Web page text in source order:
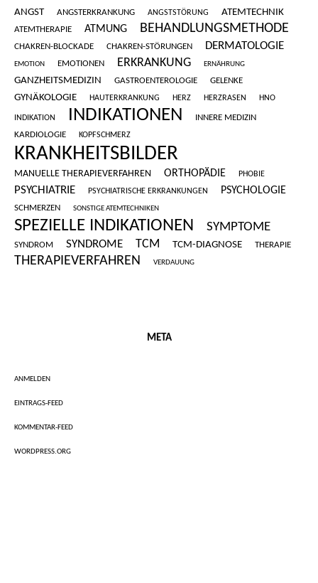
ANGST ANGSTERKRANKUNG ANGSTSTÖRUNG ATEMTECHNIK
ATEMTHERAPIE ATMUNG BEHANDLUNGSMETHODE
CHAKREN-BLOCKADE CHAKREN-STÖRUNGEN DERMATOLOGIE
EMOTION EMOTIONEN ERKRANKUNG ERNÄHRUNG
GANZHEITSMEDIZIN GASTROENTEROLOGIE GELENKE
GYNÄKOLOGIE HAUTERKRANKUNG HERZ HERZRASEN HNO
INDIKATION INDIKATIONEN
INNERE MEDIZIN
KARDIOLOGIE
KOPFSCHMERZ
KRANKHEITSBILDER
MANUELLE THERAPIEVERFAHREN ORTHOPÄDIE PHOBIE
PSYCHIATRIE PSYCHIATRISCHE ERKRANKUNGEN PSYCHOLOGIE
SCHMERZEN SONSTIGE ATEMTECHNIKEN
SPEZIELLE INDIKATIONEN SYMPTOME
SYNDROM SYNDROME TCM TCM-DIAGNOSE THERAPIE
THERAPIEVERFAHREN VERDAUUNG
META
ANMELDEN
EINTRAGS-FEED
KOMMENTAR-FEED
WORDPRESS.ORG